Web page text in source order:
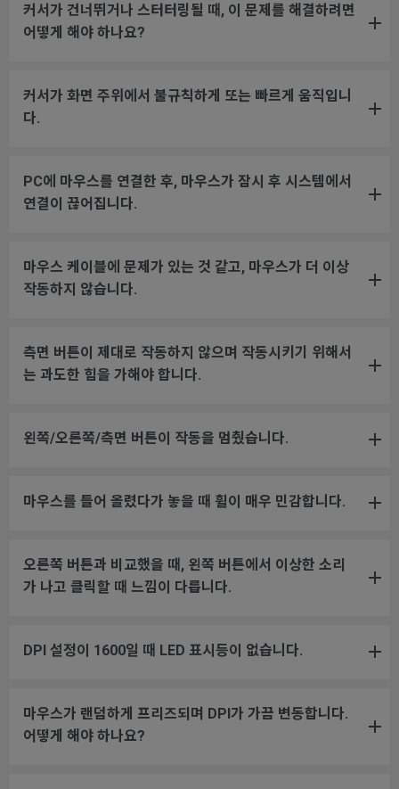
커서가 건너뛰거나 스터터링될 때, 이 문제를 해결하려면
어떻게 해야 하나요?
커서가 화면 주위에서 불규칙하게 또는 빠르게 움직입니
다.
PC에 마우스를 연결한 후, 마우스가 잠시 후 시스템에서
연결이 끊어집니다.
마우스 케이블에 문제가 있는 것 같고, 마우스가 더 이상
작동하지 않습니다.
측면 버튼이 제대로 작동하지 않으며 작동시키기 위해서
는 과도한 힘을 가해야 합니다.
왼쪽/오른쪽/측면 버튼이 작동을 멈췄습니다.
마우스를 들어 올렸다가 놓을 때 휠이 매우 민감합니다.
오른쪽 버튼과 비교했을 때, 왼쪽 버튼에서 이상한 소리
가 나고 클릭할 때 느낌이 다릅니다.
DPI 설정이 1600일 때 LED 표시등이 없습니다.
마우스가 랜덤하게 프리즈되며 DPI가 가끔 변동합니다.
어떻게 해야 하나요?